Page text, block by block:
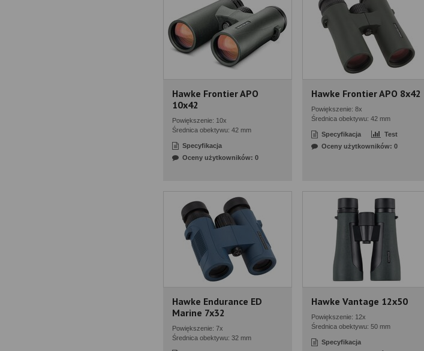
Hawke Frontier APO
10x42
Powiększenie: 10x
Średnica obektywu: 42 mm
Specyfikacja
Oceny użytkowników: 0
Hawke Frontier APO 8x42
Powiększenie: 8x
Średnica obektywu: 42 mm
Specyfikacja
Test
Oceny użytkowników: 0
Hawke Endurance ED
Marine 7x32
Powiększenie: 7x
Średnica obektywu: 32 mm
Hawke Vantage 12x50
Powiększenie: 12x
Średnica obektywu: 50 mm
Specyfikacja